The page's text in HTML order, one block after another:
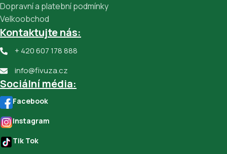
Dopravní a platební podmínky
Velkoobchod
Kontaktujte nás:
+ 420 607 178 888
info@fivuza.cz
Sociální média:
Facebook
Instagram
Tik Tok